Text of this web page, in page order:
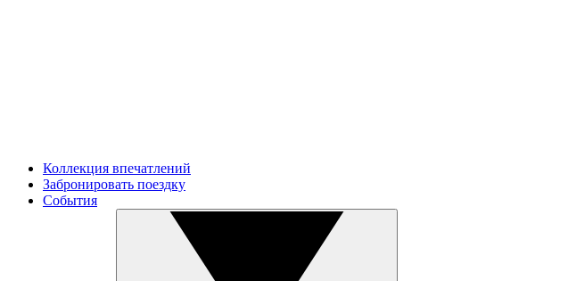
Коллекция впечатлений
Забронировать поездку
События